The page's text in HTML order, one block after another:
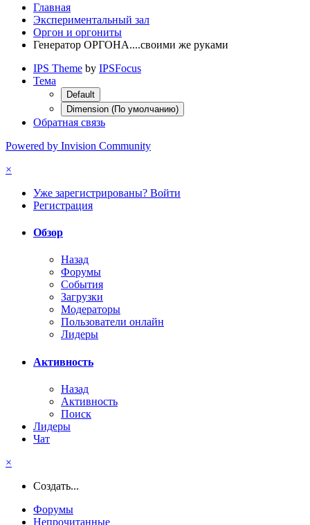
Главная
Экспериментальный зал
Оргон и оргониты
Генератор ОРГОНА....своими же руками
IPS Theme by IPSFocus
Тема
Default
Dimension (По умолчанию)
Обратная связь
Powered by Invision Community
×
Уже зарегистрированы? Войти
Регистрация
Обзор
Назад
Форумы
События
Загрузки
Модераторы
Пользователи онлайн
Лидеры
Активность
Назад
Активность
Поиск
Лидеры
Чат
×
Создать...
Форумы
Непрочитанные